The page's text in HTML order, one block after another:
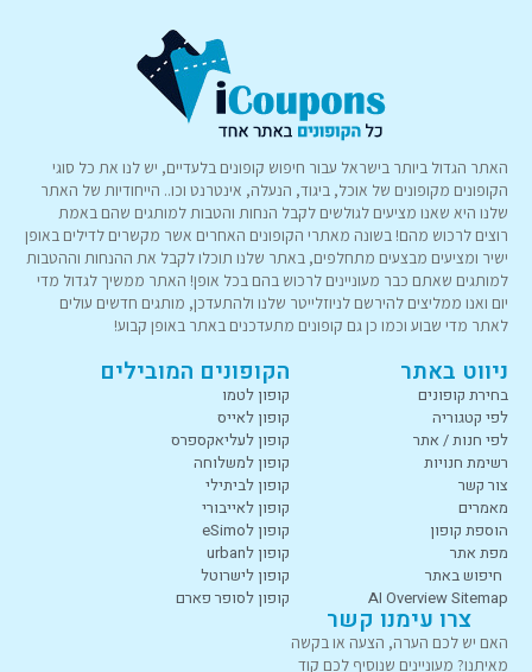
האתר הגדול ביותר בישראל עבור חיפוש קופונים בלעדיים, יש לנו את כל סוגי
הקופונים מקופונים של אוכל, ביגוד, הנעלה, אינטרנט וכו.. הייחודיות של האתר
שלנו היא שאנו מציעים לגולשים לקבל הנחות והטבות למותגים שהם באמת
רוצים לרכוש מהם! בשונה מאתרי הקופונים האחרים אשר מקשרים לדילים באופן
ישיר ומציעים מבצעים מתחלפים, באתר שלנו תוכלו לקבל את ההנחות וההטבות
למותגים שאתם כבר מעוניינים לרכוש בהם בכל אופן! האתר ממשיך לגדול מדי
יום ואנו ממליצים להירשם לניוזלייטר שלנו ולהתעדכן, מותגים חדשים עולים
לאתר מדי שבוע וכמו כן גם קופונים מתעדכנים באתר באופן קבוע!
ניווט באתר
בחירת קופונים
לפי קטגוריה
לפי חנות / אתר
רשימת חנויות
צור קשר
מאמרים
הוספת קופון
מפת אתר
חיפוש באתר
AI Overview Sitemap
הקופונים המובילים
קופון לטמו
קופון לאייס
קופון לעליאקספרס
קופון למשלוחה
קופון לביתילי
קופון לאייבורי
קופון לeSimo
קופון לurban
קופון לישרוטל
קופון לסופר פארם
צרו עימנו קשר
האם יש לכם הערה, הצעה או בקשה
מאיתנו? מעוניינים שנוסיף לכם קוד